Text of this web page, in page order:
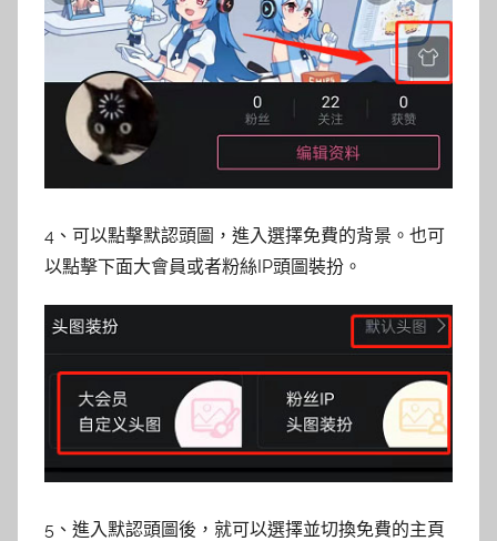
4、可以點擊默認頭圖，進入選擇免費的背景。也可
以點擊下面大會員或者粉絲IP頭圖裝扮。
5、進入默認頭圖後，就可以選擇並切換免費的主頁